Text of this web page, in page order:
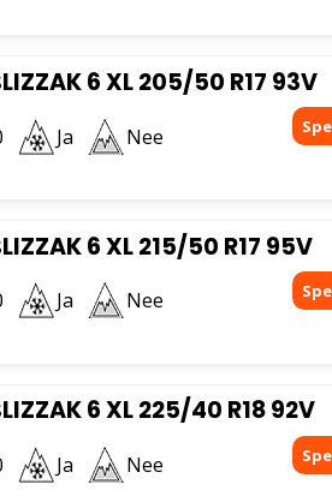
6 XL 205/50 R17 93V
Ja Nee
6 XL 215/50 R17 95V
Ja Nee
6 XL 225/40 R18 92V
Ja Nee